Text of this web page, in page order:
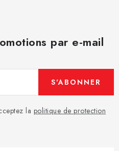
par e-mail
la politique de protection
S'ABONNER